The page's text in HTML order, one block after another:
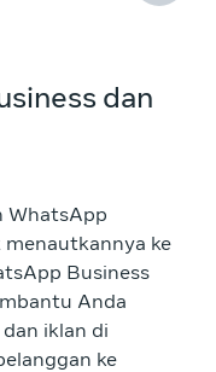
dan
WhatsApp
ke
Business
Anda
iklan di
ke